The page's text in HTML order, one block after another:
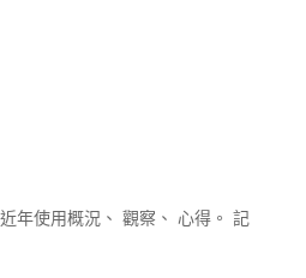
年使用概況、 觀察、 心得。 記